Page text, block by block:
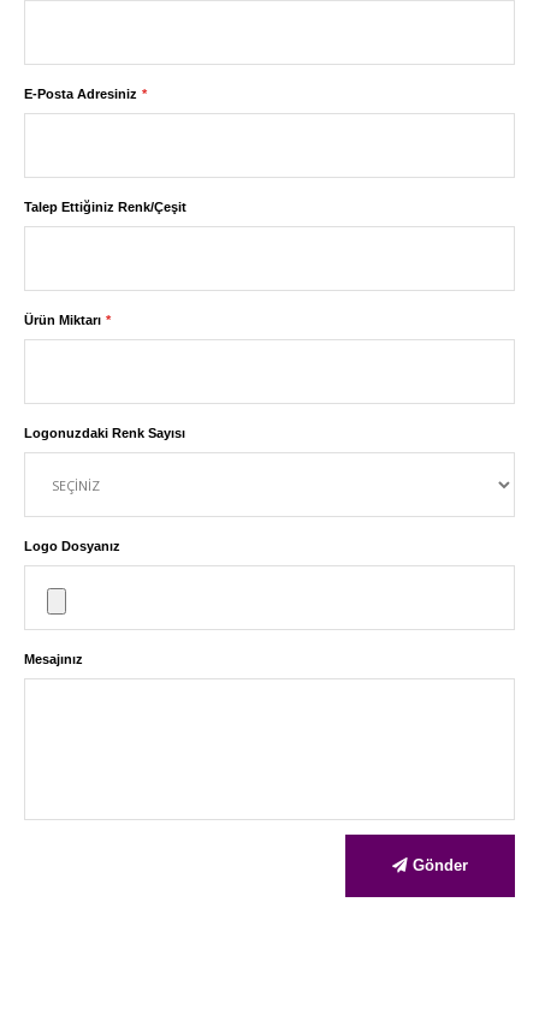
E-Posta Adresiniz
Talep Ettiğiniz Renk/Çeşit
Ürün Miktarı
Logonuzdaki Renk Sayısı
Logo Dosyanız
Mesajınız
Gönder